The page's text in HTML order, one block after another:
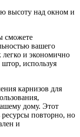
высоту над окном и
сможете
вашего
легко и экономично
используя
карнизов для
дому. Этот
ресурсы повторно, но
и